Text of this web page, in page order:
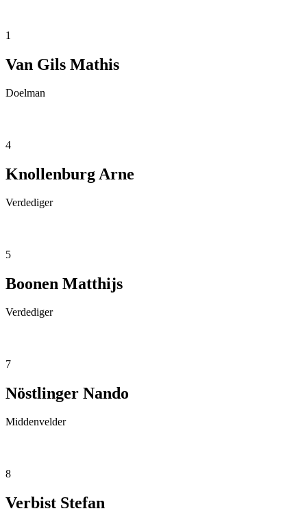
1
Van Gils Mathis
Doelman
4
Knollenburg Arne
Verdediger
5
Boonen Matthijs
Verdediger
7
Nöstlinger Nando
Middenvelder
8
Verbist Stefan